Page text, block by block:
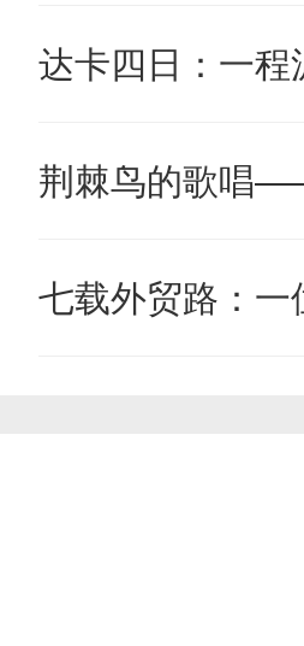
达卡四日：一程
荆棘鸟的歌唱
七载外贸路：